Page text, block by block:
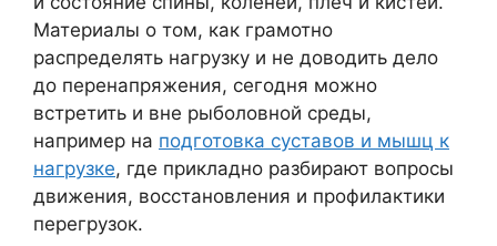
Материалы о том, как грамотно
распределять нагрузку и не доводить дело
до перенапряжения, сегодня можно
встретить и вне рыболовной среды,
например на подготовка суставов и мышц к
нагрузке, где прикладно разбирают вопросы
движения, восстановления и профилактики
перегрузок.